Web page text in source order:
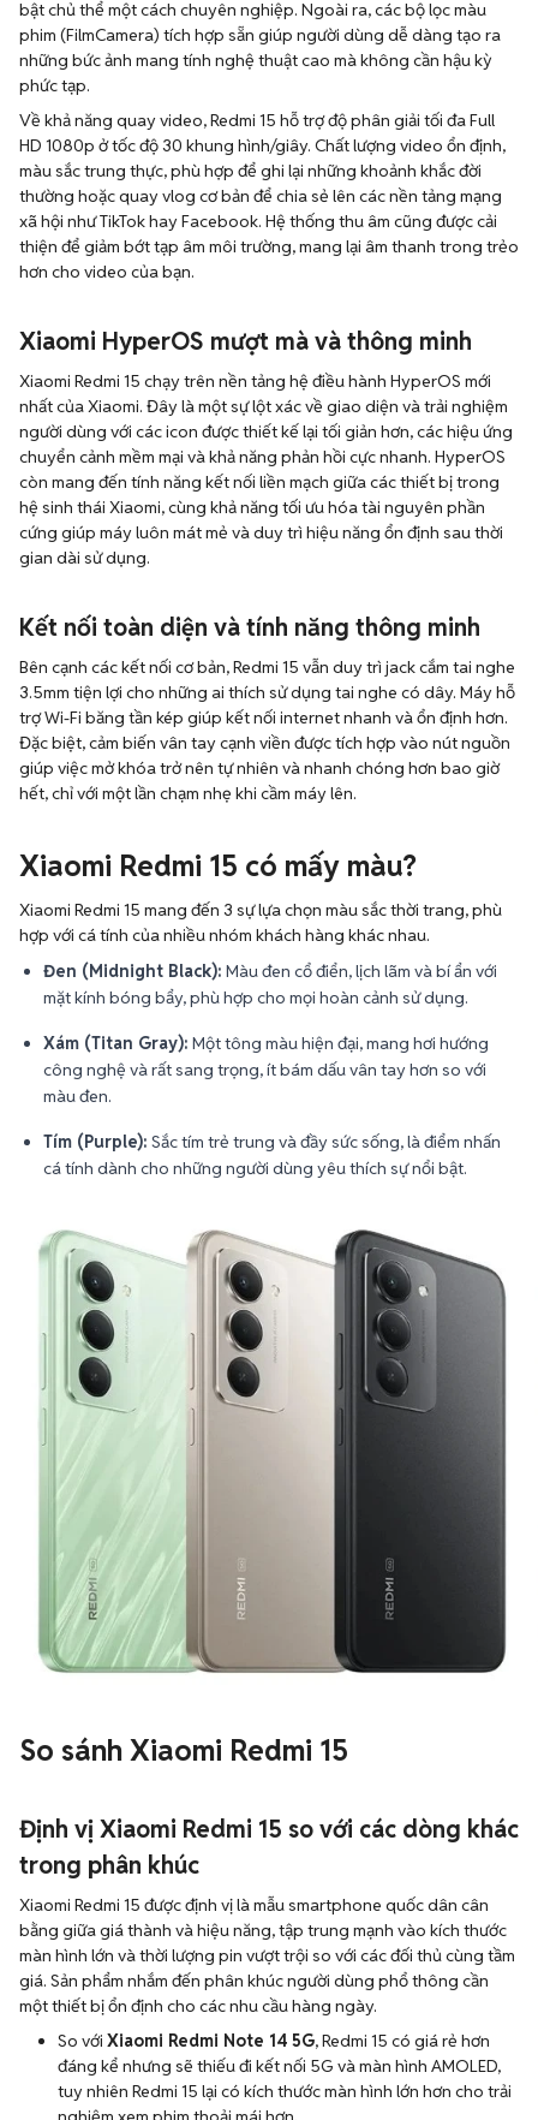
bật chủ thể một cách chuyên nghiệp. Ngoài ra, các bộ lọc màu
phim (FilmCamera) tích hợp sẵn giúp người dùng dễ dàng tạo ra
những bức ảnh mang tính nghệ thuật cao mà không cần hậu kỳ
phức tạp.
Về khả năng quay video, Redmi 15 hỗ trợ độ phân giải tối đa Full
HD 1080p ở tốc độ 30 khung hình/giây. Chất lượng video ổn định,
màu sắc trung thực, phù hợp để ghi lại những khoảnh khắc đời
thường hoặc quay vlog cơ bản để chia sẻ lên các nền tảng mạng
xã hội như TikTok hay Facebook. Hệ thống thu âm cũng được cải
thiện để giảm bớt tạp âm môi trường, mang lại âm thanh trong trẻo
hơn cho video của bạn.
Xiaomi HyperOS mượt mà và thông minh
Xiaomi Redmi 15 chạy trên nền tảng hệ điều hành HyperOS mới
nhất của Xiaomi. Đây là một sự lột xác về giao diện và trải nghiệm
người dùng với các icon được thiết kế lại tối giản hơn, các hiệu ứng
chuyển cảnh mềm mại và khả năng phản hồi cực nhanh. HyperOS
còn mang đến tính năng kết nối liền mạch giữa các thiết bị trong
hệ sinh thái Xiaomi, cùng khả năng tối ưu hóa tài nguyên phần
cứng giúp máy luôn mát mẻ và duy trì hiệu năng ổn định sau thời
gian dài sử dụng.
Kết nối toàn diện và tính năng thông minh
Bên cạnh các kết nối cơ bản, Redmi 15 vẫn duy trì jack cắm tai nghe
3.5mm tiện lợi cho những ai thích sử dụng tai nghe có dây. Máy hỗ
trợ Wi-Fi băng tần kép giúp kết nối internet nhanh và ổn định hơn.
Đặc biệt, cảm biến vân tay cạnh viền được tích hợp vào nút nguồn
giúp việc mở khóa trở nên tự nhiên và nhanh chóng hơn bao giờ
hết, chỉ với một lần chạm nhẹ khi cầm máy lên.
Xiaomi Redmi 15 có mấy màu?
Xiaomi Redmi 15 mang đến 3 sự lựa chọn màu sắc thời trang, phù
hợp với cá tính của nhiều nhóm khách hàng khác nhau.
Đen (Midnight Black): Màu đen cổ điển, lịch lãm và bí ẩn với
mặt kính bóng bẩy, phù hợp cho mọi hoàn cảnh sử dụng.
Xám (Titan Gray): Một tông màu hiện đại, mang hơi hướng
công nghệ và rất sang trọng, ít bám dấu vân tay hơn so với
màu đen.
Tím (Purple): Sắc tím trẻ trung và đầy sức sống, là điểm nhấn
cá tính dành cho những người dùng yêu thích sự nổi bật.
So sánh Xiaomi Redmi 15
Định vị Xiaomi Redmi 15 so với các dòng khác
trong phân khúc
Xiaomi Redmi 15 được định vị là mẫu smartphone quốc dân cân
bằng giữa giá thành và hiệu năng, tập trung mạnh vào kích thước
màn hình lớn và thời lượng pin vượt trội so với các đối thủ cùng tầm
giá. Sản phẩm nhắm đến phân khúc người dùng phổ thông cần
một thiết bị ổn định cho các nhu cầu hàng ngày.
So với Xiaomi Redmi Note 14 5G, Redmi 15 có giá rẻ hơn
đáng kể nhưng sẽ thiếu đi kết nối 5G và màn hình AMOLED,
tuy nhiên Redmi 15 lại có kích thước màn hình lớn hơn cho trải